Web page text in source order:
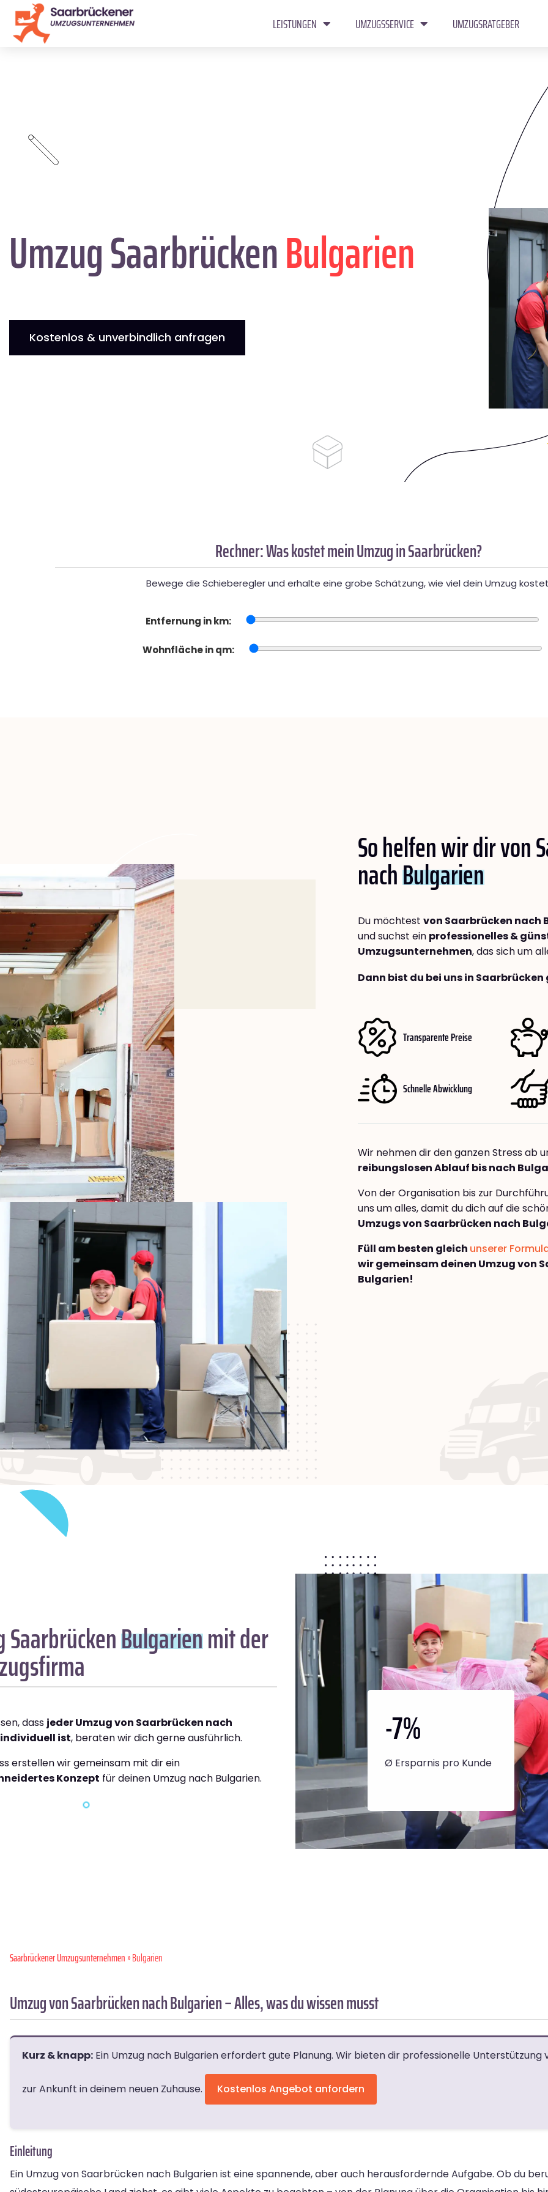
LEISTUNGEN UMZUGSSERVICE UMZUGSRATGEBER
Umzug SaarbrückenBulgarien
Kostenlos & unverbindlich anfragen
Rechner: Was kostet mein Umzug in Saarbrücken?
Bewege die Schieberegler und erhalte eine grobe Schätzung, wie viel dein Umzug
Entfernung in km:
Wohnfläche in qm:
So helfen wir dir von
nachBulgarien
Du möchtest von Saarbrücken nach
und suchst ein professionelles &
Umzugsunternehmen, das sich um
Dann bist du bei uns in
Transparente Preise
Schnelle Abwicklung
Wir nehmen dir den ganzen Stress ab
reibungslosen Ablauf bis nach
Von der Organisation bis zur
uns um alles, damit du dich auf die
Umzugs von Saarbrücken nach
Füll am besten gleich unserer
wir gemeinsam deinen Umzug von
Bulgarien!
SaarbrückenBulgarienmit der
dass jeder Umzug von Saarbrücken nach
ist, beraten wir dich gerne ausführlich.
erstellen wir gemeinsam mit dir ein
Konzept für deinen Umzug nach Bulgarien.
-7%
Ø Ersparnis pro Kunde
Saarbrückener Umzugsunternehmen» Bulgarien
Umzug von Saarbrücken nach Bulgarien – Alles, was du wissen musst
Kurz & knapp: Ein Umzug nach Bulgarien erfordert gute Planung. Wir bieten dir professionelle Unterstützung
zur Ankunft in deinem neuen Zuhause. Kostenlos Angebot anfordern
Einleitung
Ein Umzug von Saarbrücken nach Bulgarien ist eine spannende, aber auch herausfordernde Aufgabe. Ob du